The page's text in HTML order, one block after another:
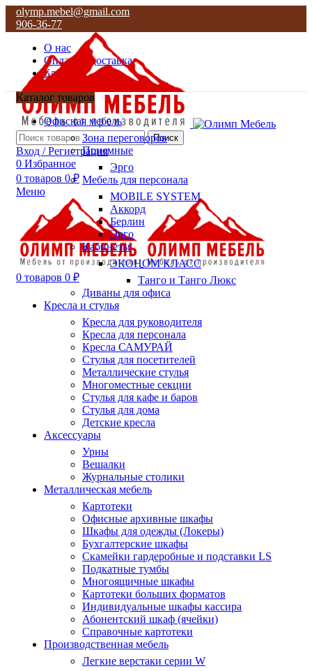
olymp.mebel@gmail.com
906-36-77
О нас
Оплата и доставка
Блог
olymp.mebel@gmail.com
906-36-77
Поиск
Вход / Регистрация
0 Избранное
0 товаров 0₽
Меню
0 товаров 0 ₽
Каталог товаров
Офисная мебель
Зона переговоров
Приемные
Эрго
Мебель для персонала
MOBILE SYSTEM
Аккорд
Берлин
Эрго
Кабинеты
ЭКОНОМ КЛАСС
Танго и Танго Люкс
Диваны для офиса
Кресла и стулья
Кресла для руководителя
Кресла для персонала
Кресла САМУРАЙ
Стулья для посетителей
Металлические стулья
Многоместные секции
Стулья для кафе и баров
Стулья для дома
Детские кресла
Аксессуары
Урны
Вешалки
Журнальные столики
Металлическая мебель
Картотеки
Офисные архивные шкафы
Шкафы для одежды (Локеры)
Бухгалтерские шкафы
Скамейки гардеробные и подставки LS
Подкатные тумбы
Многоящичные шкафы
Картотеки больших форматов
Индивидуальные шкафы кассира
Абонентский шкаф (ячейки)
Справочные картотеки
Производственная мебель
Легкие верстаки серии W